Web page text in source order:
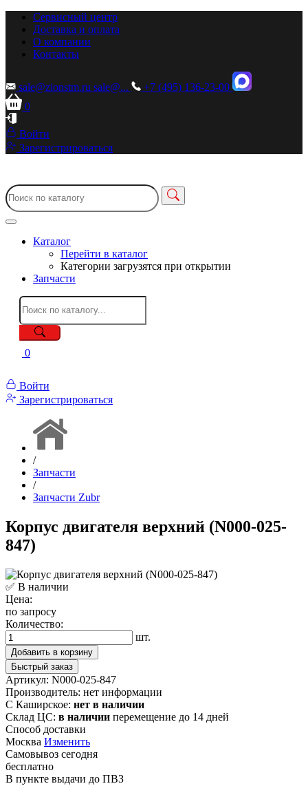
Сервисный центр
Доставка и оплата
О компании
Контакты
sale@zionstm.ru sale@...
+7 (495) 136-23-00
0
Войти
Зарегистрироваться
Каталог
Перейти в каталог
Категории загрузятся при открытии
Запчасти
0
Войти
Зарегистрироваться
/
Запчасти
/
Запчасти Zubr
Корпус двигателя верхний (N000-025-
847)
✅ В наличии
Цена:
по запросу
Количество:
шт.
Добавить в корзину
Быстрый заказ
Артикул: N000-025-847
Производитель: нет информации
С Каширское: нет в наличии
Склад ЦС: в наличии перемещение до 14 дней
Способ доставки
Москва Изменить
Самовывоз сегодня
бесплатно
В пункте выдачи до ПВЗ